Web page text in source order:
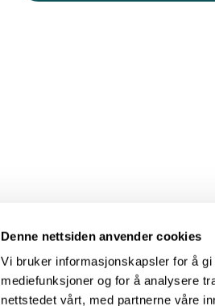
Denne nettsiden anvender cookies
Vi bruker informasjonskapsler for å
mediefunksjoner og for å analysere
nettstedet vårt, med partnerne våre